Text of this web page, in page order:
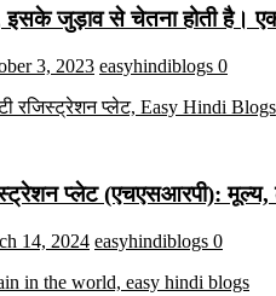
जुड़ाव से चेतना होती है। एक
3, 2023 easyhindiblogs 0
प्लेट (एचएसआरपी):
14, 2024 easyhindiblogs 0